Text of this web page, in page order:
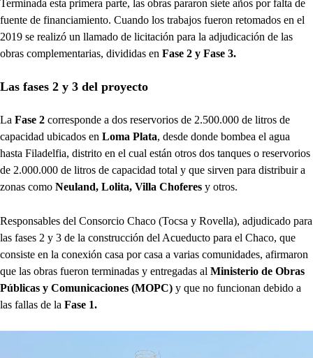
Terminada esta primera parte, las obras pararon siete años por falta de
fuente de financiamiento. Cuando los trabajos fueron retomados en el
2019 se realizó un llamado de licitación para la adjudicación de las
obras complementarias, divididas en Fase 2 y Fase 3.
Las fases 2 y 3 del proyecto
La Fase 2 corresponde a dos reservorios de 2.500.000 de litros de
capacidad ubicados en Loma Plata, desde donde bombea el agua
hasta Filadelfia, distrito en el cual están otros dos tanques o reservorios
de 2.000.000 de litros de capacidad total y que sirven para distribuir a
zonas como Neuland, Lolita, Villa Choferes y otros.
Responsables del Consorcio Chaco (Tocsa y Rovella), adjudicado para
las fases 2 y 3 de la construcción del Acueducto para el Chaco, que
consiste en la conexión casa por casa a varias comunidades, afirmaron
que las obras fueron terminadas y entregadas al Ministerio de Obras
Públicas y Comunicaciones (MOPC) y que no funcionan debido a
las fallas de la Fase 1.